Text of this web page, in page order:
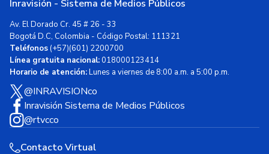
Inravisión - Sistema de Medios Públicos
Av. El Dorado Cr. 45 # 26 - 33
Bogotá D.C, Colombia - Código Postal: 111321
Teléfonos(+57)(601) 2200700
Línea gratuita nacional:018000123414
Horario de atención:Lunes a viernes de 8:00 a.m. a 5:00 p.m.
@INRAVISIONco
Inravisión Sistema de Medios Públicos
@rtvcco
Contacto Virtual